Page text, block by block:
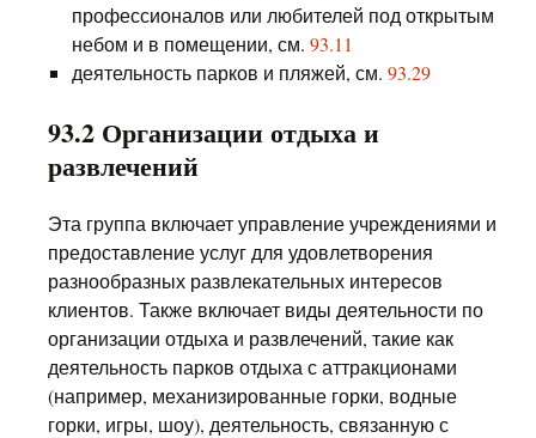
профессионалов или любителей под открытым
небом и в помещении, см. 93.11
деятельность парков и пляжей, см. 93.29
93.2 Организации отдыха и
развлечений
Эта группа включает управление учреждениями и
предоставление услуг для удовлетворения
разнообразных развлекательных интересов
клиентов. Также включает виды деятельности по
организации отдыха и развлечений, такие как
деятельность парков отдыха с аттракционами
(например, механизированные горки, водные
горки, игры, шоу), деятельность, связанную с